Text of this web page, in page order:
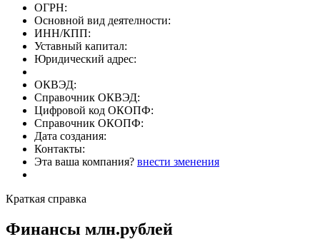
ОГРН:
Основной вид деятелности:
ИНН/КПП:
Уставный капитал:
Юридический адрес:
ОКВЭД:
Справочник ОКВЭД:
Цифровой код ОКОПФ:
Справочник ОКОПФ:
Дата создания:
Контакты:
Эта ваша компания? внести зменения
Краткая справка
Финансы млн.рублей